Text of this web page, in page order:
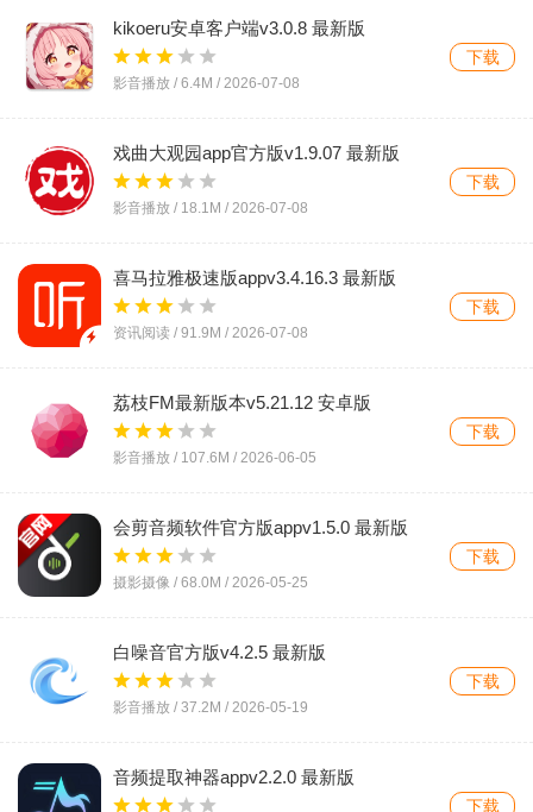
kikoeru安卓客户端v3.0.8 最新版
影音播放 / 6.4M / 2026-07-08
下载
戏曲大观园app官方版v1.9.07 最新版
影音播放 / 18.1M / 2026-07-08
下载
喜马拉雅极速版appv3.4.16.3 最新版
资讯阅读 / 91.9M / 2026-07-08
下载
荔枝FM最新版本v5.21.12 安卓版
影音播放 / 107.6M / 2026-06-05
下载
会剪音频软件官方版appv1.5.0 最新版
摄影摄像 / 68.0M / 2026-05-25
下载
白噪音官方版v4.2.5 最新版
影音播放 / 37.2M / 2026-05-19
下载
音频提取神器appv2.2.0 最新版
下载